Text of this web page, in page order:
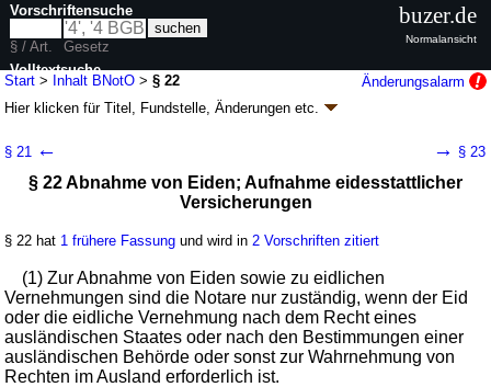
Start > Inhalt BNotO >§ 22
Änderungsalarm
Hier klicken fürTitel, Fundstelle, Änderungen etc.
Artikel 3G. v. 16.07.2026BGBl. 2026 I Nr. 212
Geltung ab 01.01.1964; FNA: 303-1 Notare, Rechtsanwälte, Rechtsberater;
56 weitere Fassungen | wird in 159 Vorschriften zitiert
Teil 1 Das Amt des Notars
Abschnitt 3 Die Amtstätigkeit
§ 21 ← → § 23
§ 22 Abnahme von Eiden; Aufnahme eidesstattlicher
Versicherungen
§ 22 hat 1 frühere Fassung und wird in 2 Vorschriften zitiert
(1) Zur Abnahme von Eiden sowie zu eidlichen
Vernehmungen sind die Notare nur zuständig, wenn der Eid
oder die eidliche Vernehmung nach dem Recht eines
ausländischen Staates oder nach den Bestimmungen einer
ausländischen Behörde oder sonst zur Wahrnehmung von
Rechten im Ausland erforderlich ist.
Vorschriftensuche
§ / Art.
Gesetz
Volltextsuche
nur in BNotO
buzer.de
Normalansicht